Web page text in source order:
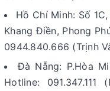
Hồ Chí Minh: Số
Khang Điền, Phong
0944.840.666 (Trịnh
Đà Nẵng: P.Hòa
Hotline: